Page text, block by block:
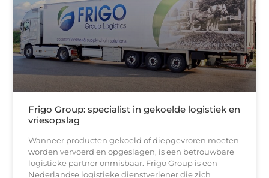
Frigo Group: specialist in gekoelde logistiek en
vriesopslag
Wanneer producten gekoeld of diepgevroren moeten
worden vervoerd en opgeslagen, is een betrouwbare
logistieke partner onmisbaar. Frigo Group is een
Nederlandse logistieke dienstverlener die zich